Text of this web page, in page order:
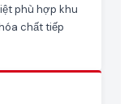
phù hợp khu
chất tiếp